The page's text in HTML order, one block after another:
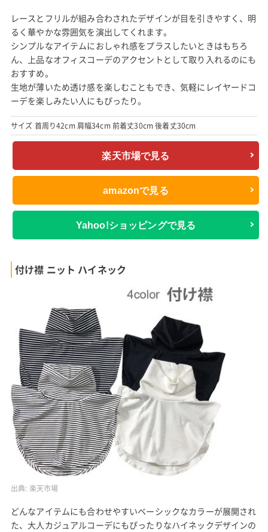
レースとフリルが組み合わされたデザインが目を引きやすく、明
るく華やかな雰囲気を演出してくれます。
シンプルなアイテムにおしゃれ感をプラスしたいときはもちろ
ん、上品なオフィスコーデのアクセントとして取り入れるのにも
おすすめ。
生地が薄いため透け感を楽しむこともでき、気軽にレイヤードコ
ーデを楽しみたい人にもぴったり。
サイズ 首周り42cm 肩幅34cm 前着丈30cm 後着丈30cm
楽天市場で見る
amazonで見る
Yahoo!ショッピングで見る
付け襟 ニット ハイネック
出典: 楽天市場
どんなアイテムにも合わせやすいベーシックなカラーが展開され
た、大人カジュアルコーデにもぴったりなハイネックデザインの